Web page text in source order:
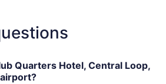
Quarters Hotel, Central Loop,